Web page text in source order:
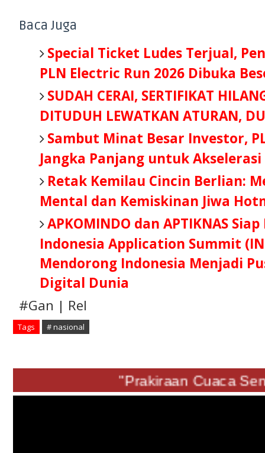
Baca Juga
Special Ticket Ludes Terjual,
PLN Electric Run 2026 Dibuka
SUDAH CERAI, SERTIFIKAT
DITUDUH LEWATKAN ATURAN,
Sambut Minat Besar Investor,
Jangka Panjang untuk Akselerasi
Retak Kemilau Cincin Berlian:
Mental dan Kemiskinan Jiwa
APKOMINDO dan APTIKNAS
Indonesia Application Summit
Mendorong Indonesia Menjadi
Digital Dunia
#Gan | Rel
Tags # nasional
"Prakiraan Cuaca